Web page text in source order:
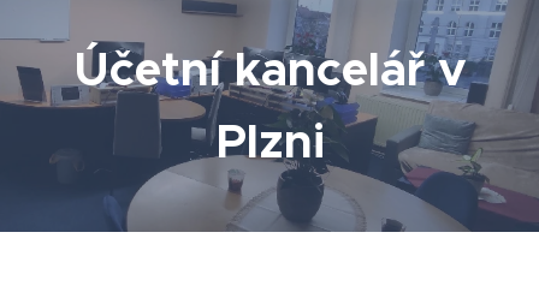
Účetní kancelář v
Plzni